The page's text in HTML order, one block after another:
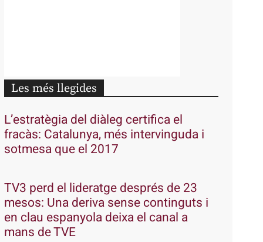
Les més llegides
L’estratègia del diàleg certifica el
fracàs: Catalunya, més intervinguda i
sotmesa que el 2017
TV3 perd el lideratge després de 23
mesos: Una deriva sense continguts i
en clau espanyola deixa el canal a
mans de TVE